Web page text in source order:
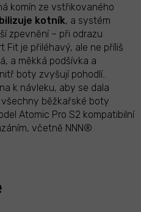
komín ze vstřikovaného
kotník, a systém
zpevnění – při odrazu
Fit je přiléhavý, ale ne příliš
a měkká podšívka a
boty zvyšují pohodlí..
k návleku, aby se dala
běžkařské boty
Atomic Pro S2 kompatibilní
včetně NNN®